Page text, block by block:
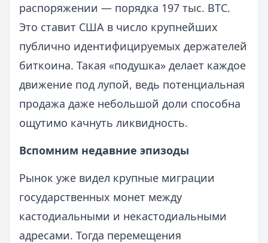
распоряжении — порядка 197 тыс. BTC.
Это ставит США в число крупнейших
публично идентифицируемых держателей
биткоина. Такая «подушка» делает каждое
движение под лупой, ведь потенциальная
продажа даже небольшой доли способна
ощутимо качнуть ликвидность.
Вспомним недавние эпизоды
Рынок уже видел крупные миграции
государственных монет между
кастодиальными и некастодиальными
адресами. Тогда перемещения